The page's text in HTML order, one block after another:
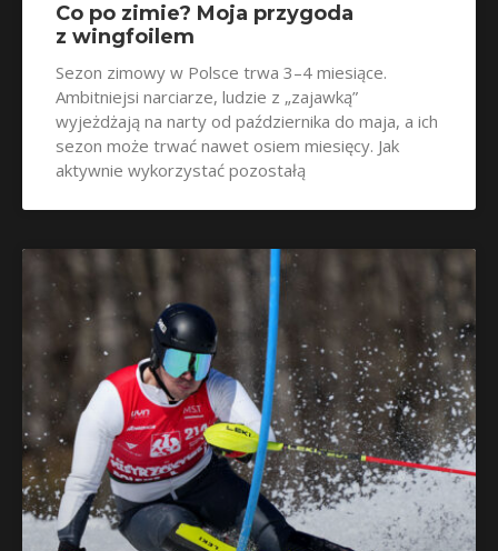
Co po zimie? Moja przygoda
z wingfoilem
Sezon zimowy w Polsce trwa 3–4 miesiące.
Ambitniejsi narciarze, ludzie z „zajawką”
wyjeżdżają na narty od października do maja, a ich
sezon może trwać nawet osiem miesięcy. Jak
aktywnie wykorzystać pozostałą